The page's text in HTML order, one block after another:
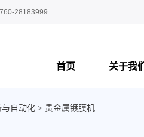
28183999
首页 关于我们
自动化 贵金属镀膜机